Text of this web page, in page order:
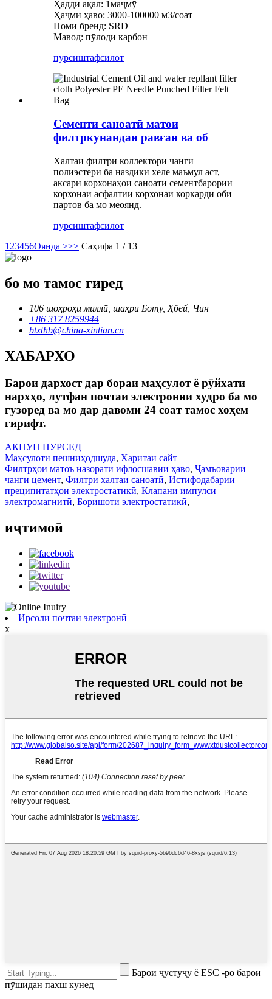
Ҳадди ақал: 1маҷмӯ
Ҳаҷми ҳаво: 3000-100000 м3/соат
Номи бренд: SRD
Мавод: пӯлоди карбон
пурсиштафсилот
Сементи саноатӣ матои
филтркунандаи равған ва об
Халтаи филтри коллектори чанги
полиэстерӣ ба наздикӣ хеле маъмул аст,
аксари корхонаҳои саноати сементбарории
корхонаи асфалтии корхонаи коркарди оби
партов ба мо меоянд.
пурсиштафсилот
1 23456Оянда >>> Саҳифа 1 / 13
бо мо тамос гиред
106 шоҳроҳи миллӣ, шаҳри Боту, Ҳбей, Чин
+86 317 8259944
btxthb@china-xintian.cn
ХАБАРХО
Барои дархост дар бораи маҳсулот ё рӯйхати
нархҳо, лутфан почтаи электронии худро ба мо
гузоред ва мо дар давоми 24 соат тамос хоҳем
гирифт.
АКНУН ПУРСЕД
Маҳсулоти пешниҳодшуда, Харитаи сайт
Филтрҳои матоъ назорати ифлосшавии ҳаво, Ҷамъоварии
чанги цемент, Филтри халтаи саноатӣ, Истифодабарии
преципитатҳои электростатикӣ, Клапани импулси
электромагнитӣ, Боришоти электростатикӣ,
иҷтимоӣ
Ирсоли почтаи электронӣ
x
Барои ҷустуҷӯ ё ESC -ро барои
пӯшидан пахш кунед